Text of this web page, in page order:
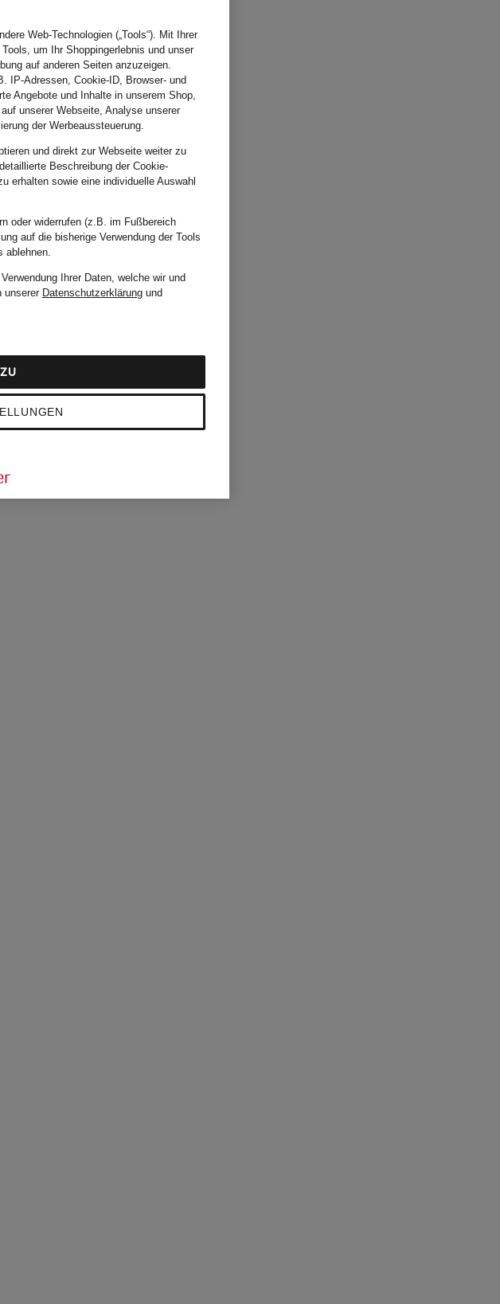
Web-Technologien („Tools“). Mit Ihrer
um Ihr Shoppingerlebnis und unser
auf anderen Seiten anzuzeigen.
IP-Adressen, Cookie-ID, Browser- und
Angebote und Inhalte in unserem Shop,
unserer Webseite, Analyse unserer
der Werbeaussteuerung.
und direkt zur Webseite weiter zu
Beschreibung der Cookie-
erhalten sowie eine individuelle Auswahl
oder widerrufen (z.B. im Fußbereich
auf die bisherige Verwendung der Tools
ablehnen.
Ihrer Daten, welche wir und
unserer Datenschutzerklärung und